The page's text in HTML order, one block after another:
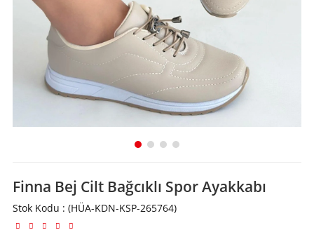
Finna Bej Cilt Bağcıklı Spor Ayakkabı
Stok Kodu (HÜA-KDN-KSP-265764)